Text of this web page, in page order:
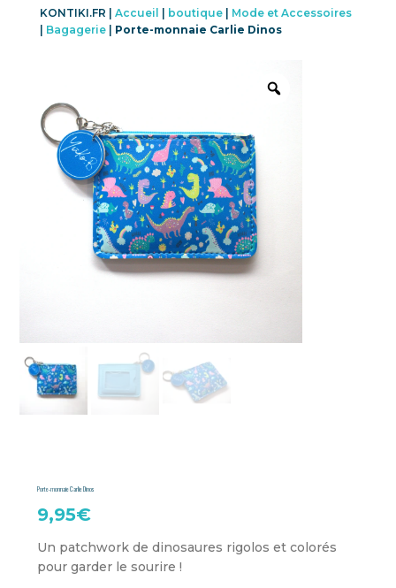
KONTIKI.FR | Accueil boutique| Mode et Accessoires
Bagagerie| Porte-monnaie Carlie Dinos
Porte-monnaie Carlie Dinos
9,95€
Un patchwork de dinosaures rigolos et colorés
pour garder le sourire !